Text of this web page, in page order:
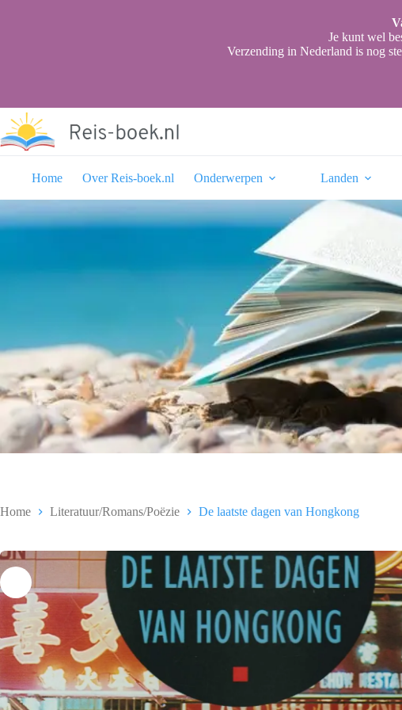
Je kunt wel
Verzending in Nederland is nog
Home
Over Reis-boek.nl Onderwerpen Landen
Home Literatuur/Romans/Poëzie De laatste dagen van Hongkong